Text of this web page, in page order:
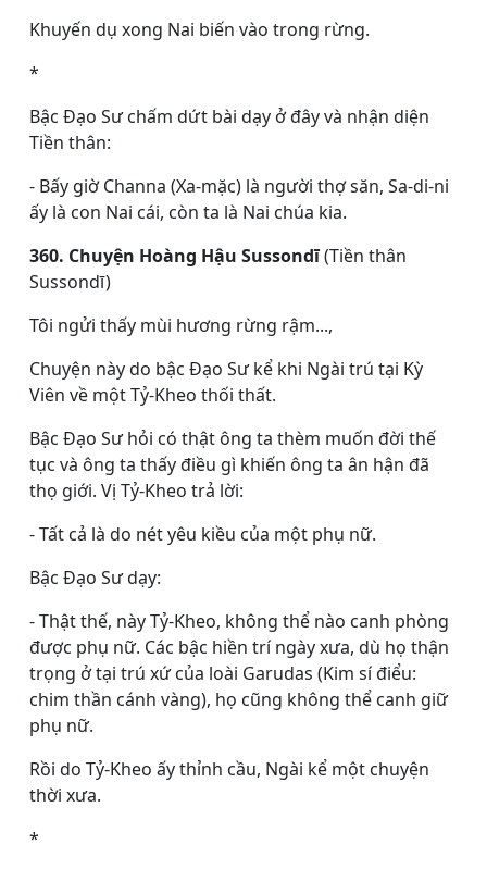
Khuyến dụ xong Nai biến vào trong rừng.
*
Bậc Ðạo Sư chấm dứt bài dạy ở đây và nhận diện
Tiền thân:
- Bấy giờ Channa (Xa-mặc) là người thợ săn, Sa-di-ni
ấy là con Nai cái, còn ta là Nai chúa kia.
360. Chuyện Hoàng Hậu Sussondī(Tiền thân
Sussondī)
Tôi ngửi thấy mùi hương rừng rậm...,
Chuyện này do bậc Ðạo Sư kể khi Ngài trú tại Kỳ
Viên về một Tỷ-Kheo thối thất.
Bậc Ðạo Sư hỏi có thật ông ta thèm muốn đời thế
tục và ông ta thấy điều gì khiến ông ta ân hận đã
thọ giới. Vị Tỷ-Kheo trả lời:
- Tất cả là do nét yêu kiều của một phụ nữ.
Bậc Ðạo Sư dạy:
- Thật thế, này Tỷ-Kheo, không thể nào canh phòng
được phụ nữ. Các bậc hiền trí ngày xưa, dù họ thận
trọng ở tại trú xứ của loài Garudas (Kim sí điểu:
chim thần cánh vàng), họ cũng không thể canh giữ
phụ nữ.
Rồi do Tỷ-Kheo ấy thỉnh cầu, Ngài kể một chuyện
thời xưa.
*